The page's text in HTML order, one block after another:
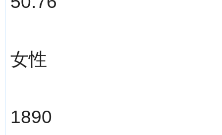
女性
1890